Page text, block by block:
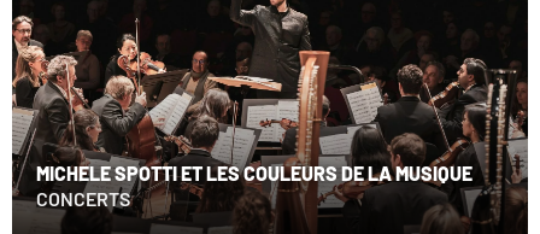
MICHELE SPOTTI ET LES COULEURS DE LA MUSIQUE
CONCERTS